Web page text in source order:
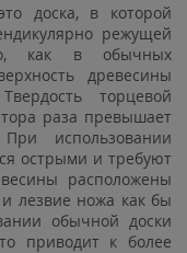
доска, в которой
режущей
как в обычных
древесины
торцевой
раза превышает
использовании
острыми и требуют
расположены
лезвие ножа как бы
обычной доски
приводит к более